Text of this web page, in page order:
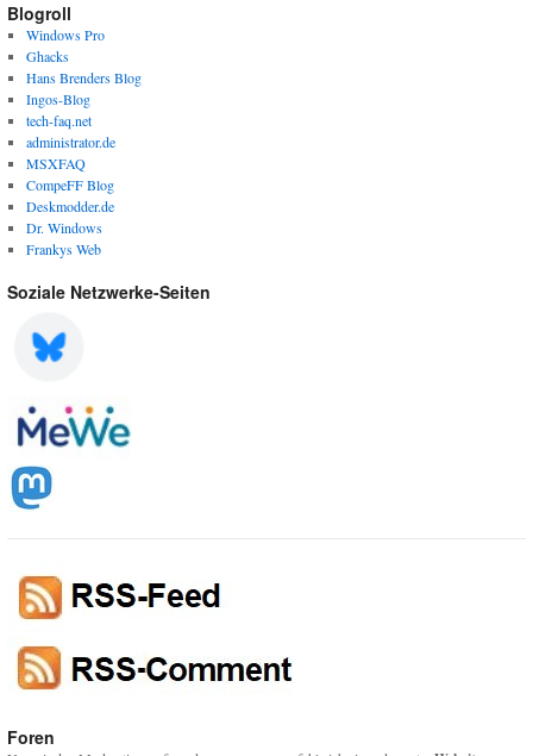
Blogroll
Windows Pro
Ghacks
Hans Brenders Blog
Ingos-Blog
tech-faq.net
administrator.de
MSXFAQ
CompeFF Blog
Deskmodder.de
Dr. Windows
Frankys Web
Soziale Netzwerke-Seiten
Foren